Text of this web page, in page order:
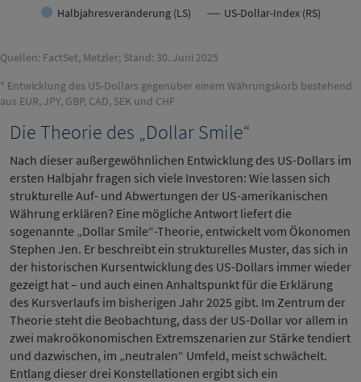
Halbjahresveränderung (LS) US-Dollar-Index (RS)
Quellen: FactSet, Metzler; Stand: 30. Juni 2025
* Entwicklung des US-Dollars gegenüber einem Währungskorb bestehend
aus EUR, JPY, GBP, CAD, SEK und CHF
Die Theorie des „Dollar Smile“
Nach dieser außergewöhnlichen Entwicklung des US-Dollars im
ersten Halbjahr fragen sich viele Investoren: Wie lassen sich
strukturelle Auf- und Abwertungen der US-amerikanischen
Währung erklären? Eine mögliche Antwort liefert die
sogenannte „Dollar Smile“-Theorie, entwickelt vom Ökonomen
Stephen Jen. Er beschreibt ein strukturelles Muster, das sich in
der historischen Kursentwicklung des US-Dollars immer wieder
gezeigt hat – und auch einen Anhaltspunkt für die Erklärung
des Kursverlaufs im bisherigen Jahr 2025 gibt. Im Zentrum der
Theorie steht die Beobachtung, dass der US-Dollar vor allem in
zwei makroökonomischen Extremszenarien zur Stärke tendiert
und dazwischen, im „neutralen“ Umfeld, meist schwächelt.
Entlang dieser drei Konstellationen ergibt sich ein